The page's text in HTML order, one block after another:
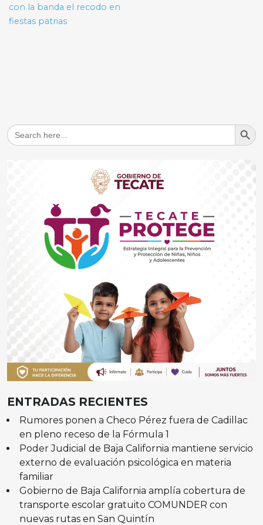
entradas
con la banda el recodo en
fiestas patrias
Search
for:
Search
ENTRADAS RECIENTES
Rumores ponen a Checo Pérez fuera de Cadillac
en pleno receso de la Fórmula 1
Poder Judicial de Baja California mantiene servicio
externo de evaluación psicológica en materia
familiar
Gobierno de Baja California amplía cobertura de
transporte escolar gratuito COMUNDER con
nuevas rutas en San Quintín